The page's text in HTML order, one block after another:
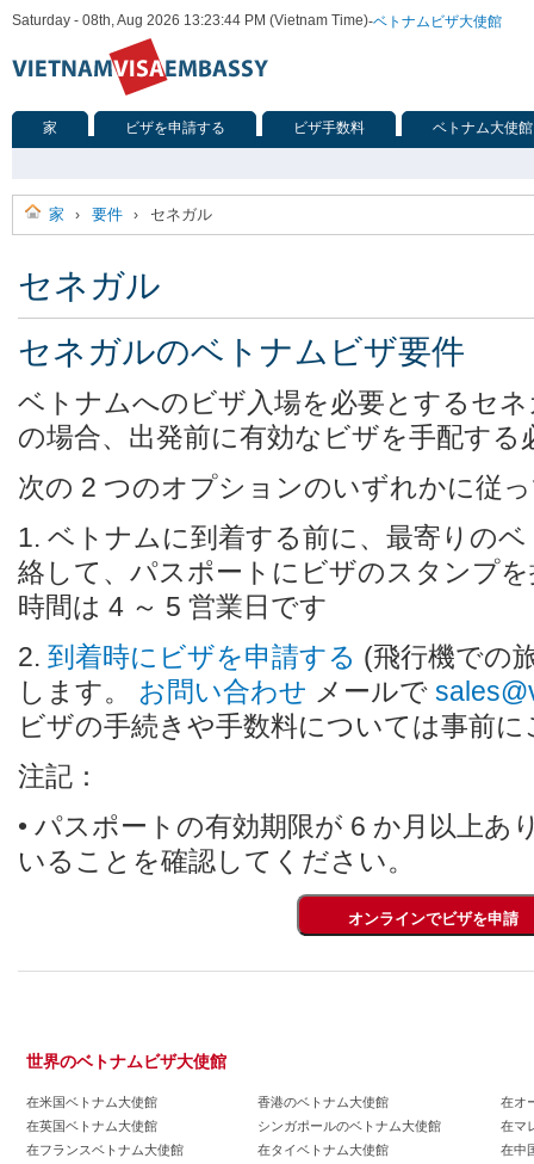
Saturday - 08th, Aug 2026 13:23:44 PM (Vietnam Time)-ベトナムビザ大使館
家 ビザを申請する ビザ手数料 ベトナム大使館
家 › 要件 › セネガル
セネガル
セネガルのベトナムビザ要件
ベトナムへのビザ入場を必要とするセ
の場合、出発前に有効なビザを手配する
次の 2 つのオプションのいずれかに従
1. ベトナムに到着する前に、最寄りの
絡して、パスポートにビザのスタンプ
時間は 4 ～ 5 営業日です
2. 到着時にビザを申請する (飛行機での
します。
お問い合わせ メールで
ビザの手続きや手数料については事前
注記：
• パスポートの有効期限が 6 か月以上あ
いることを確認してください。
世界のベトナムビザ大使館
在米国ベトナム大使館
在英国ベトナム大使館
在フランスベトナム大使館
香港のベトナム大使館
シンガポールのベトナム大使館
在タイベトナム大使館
在オ
在マ
在中